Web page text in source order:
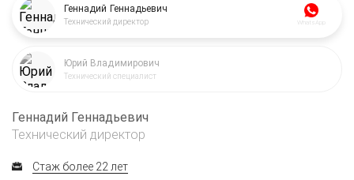
Геннадий Геннадьевич
Технический директор WhatsApp
Юрий Владимирович
Технический специалист
Геннадий Геннадьевич
Технический директор
Стаж более 22 лет